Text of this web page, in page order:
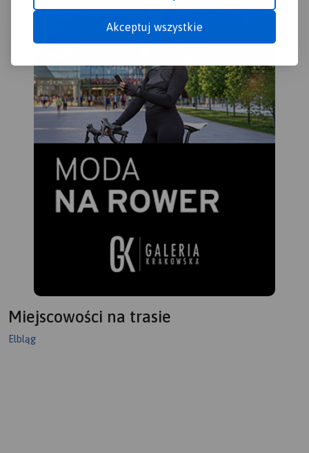
Akceptuj wszystkie
zamieszkany przez ok. 350
tys. mieszkańców. Część
mieszkańców regionu
Miejscowości na trasie
Elbląg